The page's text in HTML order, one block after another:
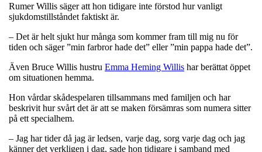
Rumer Willis säger att hon tidigare inte förstod hur vanligt
sjukdomstillståndet faktiskt är.
– Det är helt sjukt hur många som kommer fram till mig nu för
tiden och säger ”min farbror hade det” eller ”min pappa hade det”.
Även Bruce Willis hustru Emma Heming Willis har berättat öppet
om situationen hemma.
Hon vårdar skådespelaren tillsammans med familjen och har
beskrivit hur svårt det är att se maken försämras som numera sitter
på ett specialhem.
– Jag har tider då jag är ledsen, varje dag, sorg varje dag och jag
känner det verkligen i dag, sade hon tidigare i samband med